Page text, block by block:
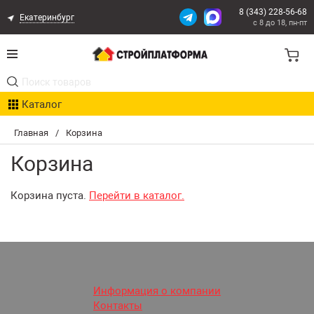
Главная / Корзина
Корзина
Корзина пуста. Перейти в каталог.
Екатеринбург
8 (343) 228-56-68
с 8 до 18, пн-пт
Каталог
Акции
Расчет доставки
Организациям
Оплата и ДоставкаИнформация о компании
Контакты